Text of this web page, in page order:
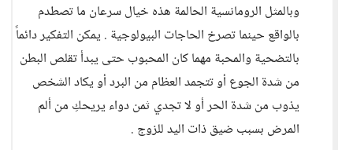
وبالمثل الرومانسية الحالمة هذه خيال سرعان ما تصطدم
بالواقع حينما تصرخ الحاجات البيولوجية . يمكن التفكير دائماً
بالتضحية والمحبة مهما كان المحبوب حتى يبدأ تقلص البطن
من شدة الجوع أو تتجمد العظام من البرد أو يكاد الشخص
يذوب من شدة الحر أو لا تجدي ثمن دواء يريحكِ من ألم
المرض بسبب ضيق ذات اليد للزوج .